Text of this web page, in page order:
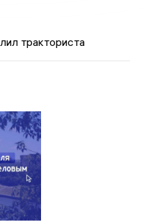
тракториста